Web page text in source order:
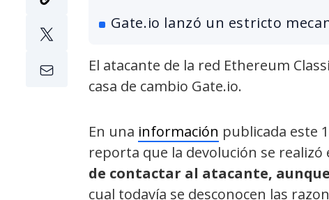
Gate.io lanzó un estricto
El atacante de la red Ethereum
casa de cambio Gate.io.
En una información publicada este
reporta que la devolución se realizó
de contactar al atacante,
cual todavía se desconocen las